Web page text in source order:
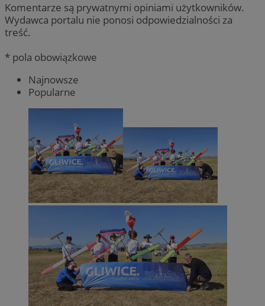
Komentarze są prywatnymi opiniami użytkowników.
Wydawca portalu nie ponosi odpowiedzialności za
treść.
* pola obowiązkowe
Najnowsze
Popularne